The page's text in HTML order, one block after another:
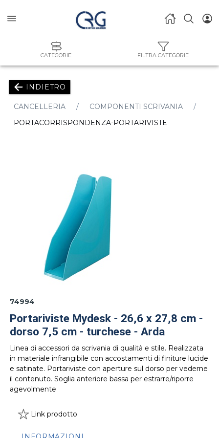
CATEGORIE FILTRA CATEGORIE
INDIETRO
CANCELLERIA
COMPONENTI SCRIVANIA
PORTACORRISPONDENZA-PORTARIVISTE
74994
Portariviste Mydesk - 26,6 x 27,8 cm -
dorso 7,5 cm - turchese - Arda
Linea di accessori da scrivania di qualità e stile. Realizzata
in materiale infrangibile con accostamenti di finiture lucide
e satinate. Portariviste con aperture sul dorso per vederne
il contenuto. Soglia anteriore bassa per estrarre/riporre
agevolmente
Link prodotto